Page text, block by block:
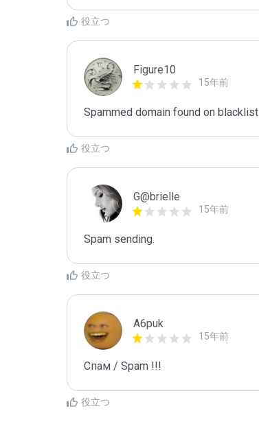
役立つ
Figure10
15年前
Spammed domain found on blacklist
役立つ
G@brielle
15年前
Spam sending.
役立つ
A6puk
15年前
Спам / Spam !!!
役立つ